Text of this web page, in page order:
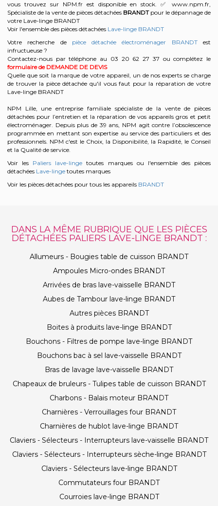
vous trouvez sur NPM.fr est disponible en stock. ✅ www.npm.fr,
Spécialiste de la vente de pièces détachées BRANDTpour le dépannage de
votre Lave-linge BRANDT
Voir l'ensemble des pièces détachées Lave-linge BRANDT
Votre recherche de pièce détachée électroménager BRANDTest
infructueuse ?
Contactez-nous par téléphone au 03 20 62 27 37 ou complétez le
formulaire de DEMANDE DE DEVIS
Quelle que soit la marque de votre appareil, un de nos experts se charge
de trouver la pièce détachée qu'il vous faut pour la réparation de votre
Lave-linge BRANDT
NPM Lille, une entreprise familiale spécialiste de la vente de pièces
détachées pour l’entretien et la réparation de vos appareils gros et petit
électroménager. Depuis plus de 39 ans, NPM agit contre l’obsolescence
programmée en mettant son expertise au service des particuliers et des
professionnels. NPM c'est le Choix, la Disponibilité, la Rapidité, le Conseil
et la Qualité de service.
Voir les Paliers lave-linge toutes marques ou l'ensemble des pièces
détachées Lave-linge toutes marques
Voir les pièces détachées pour tous les appareils BRANDT
DANS LA MÊME RUBRIQUE QUE LES PIÈCES
DÉTACHÉES PALIERS LAVE-LINGE BRANDT :
Allumeurs - Bougies table de cuisson BRANDT
Ampoules Micro-ondes BRANDT
Arrivées de bras lave-vaisselle BRANDT
Aubes de Tambour lave-linge BRANDT
Autres pièces BRANDT
Boites à produits lave-linge BRANDT
Bouchons - Filtres de pompe lave-linge BRANDT
Bouchons bac à sel lave-vaisselle BRANDT
Bras de lavage lave-vaisselle BRANDT
Chapeaux de bruleurs - Tulipes table de cuisson BRANDT
Charbons - Balais moteur BRANDT
Charnières - Verrouillages four BRANDT
Charnières de hublot lave-linge BRANDT
Claviers - Sélecteurs - Interrupteurs lave-vaisselle BRANDT
Claviers - Sélecteurs - Interrupteurs sèche-linge BRANDT
Claviers - Sélecteurs lave-linge BRANDT
Commutateurs four BRANDT
Courroies lave-linge BRANDT